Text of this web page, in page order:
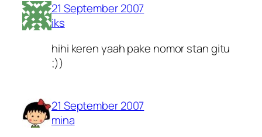
21 September 2007
iks
hihi keren yaah pake nomor stan gitu
;))
21 September 2007
mina